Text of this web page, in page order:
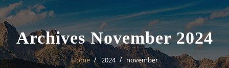
Archives November 2024
Home 2024 november